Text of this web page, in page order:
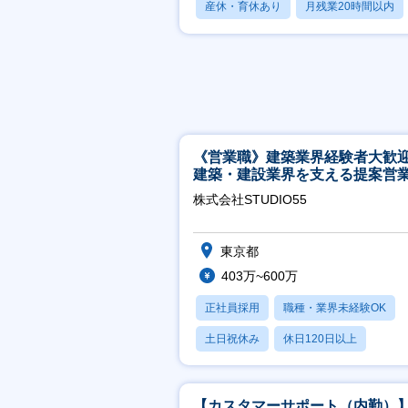
産休・育休あり 月残業20時間以内
賞与あり
《営業職》建築業界経験者大歓
建築・建設業界を支える提案営
│年休125日◎フレックス
株式会社STUDIO55
東京都
403万~600万
正社員採用 職種・業界未経験OK
土日祝休み 休日120日以上
産休・育休あり